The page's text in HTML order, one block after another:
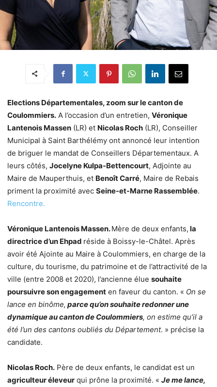
Elections Départementales, zoom sur le canton de
Coulommiers. A l’occasion d’un entretien, Véronique
Lantenois Massen (LR) et Nicolas Roch (LR), Conseiller
Municipal à Saint Barthélémy ont annoncé leur intention
de briguer le mandat de Conseillers Départementaux. A
leurs côtés, Jocelyne Kulpa-Bettencourt, Adjointe au
Maire de Mauperthuis, et Benoît Carré, Maire de Rebais
priment la proximité avec Seine-et-Marne Rassemblée.
Rencontre.
Véronique Lantenois Massen.Mère de deux enfants, la
directrice d’un Ehpad réside à Boissy-le-Châtel. Après
avoir été Ajointe au Maire à Coulommiers, en charge de la
culture, du tourisme, du patrimoine et de l’attractivité de la
ville (entre 2008 et 2020), l’ancienne élue souhaite
poursuivre son engagement en faveur du canton. « On se
lance en binôme, parce qu’on souhaite redonner une
dynamique au canton de Coulommiers, on estime qu’il a
été l’un des cantons oubliés du Département. » précise la
candidate.
Nicolas Roch. Père de deux enfants, le candidat est un
agriculteur éleveur qui prône la proximité. « Je me lance,